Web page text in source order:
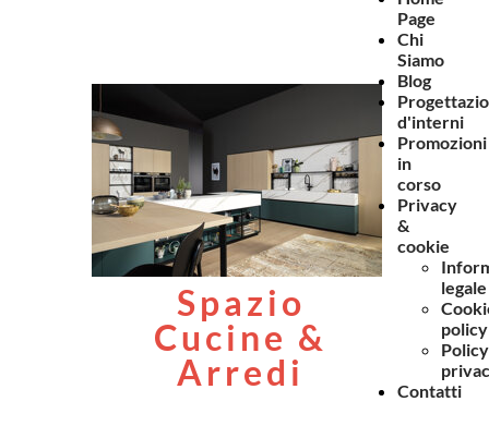
Spazio
Cucine &
Arredi
Page
Chi
Siamo
Blog
d'interni
Promozioni
in
corso
Privacy
&
cookie
legale
policy
Policy
Contatti